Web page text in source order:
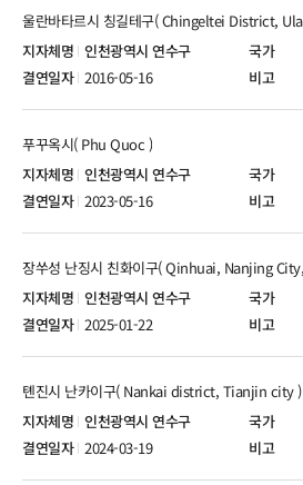
인천광역시 연수구
울란바타르시 칭길테구( Chingeltei District,
2016-05-16
인천광역시 연수구
푸꾸옥시( Phu Quoc )
2023-05-16
인천광역시 연수구
장쑤성 난징시 친화이구( Qinhuai, Nanjing
2025-01-22
인천광역시 연수구
톈진시 난카이구( Nankai district, Tianjin city )
2024-03-19